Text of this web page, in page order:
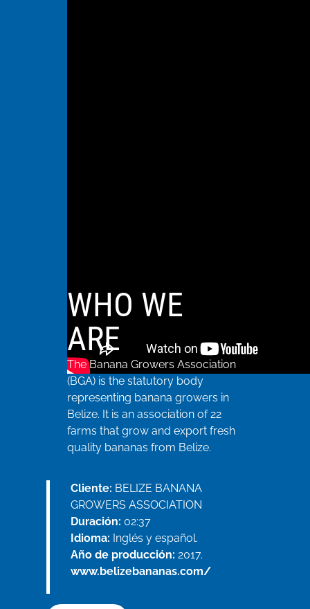
WHO WE
ARE
The Banana Growers Association
(BGA) is the statutory body
representing banana growers in
Belize. It is an association of 22
farms that grow and export fresh
quality bananas from Belize.
Cliente: BELIZE BANANA
GROWERS ASSOCIATION
Duración: 02:37
Idioma: Inglés y español.
Año de producción: 2017.
www.belizebananas.com/